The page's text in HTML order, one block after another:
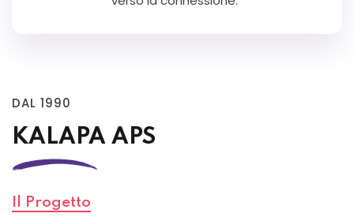
DAL 1990
KALAPA APS
Il Progetto